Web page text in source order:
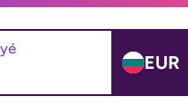
EUR